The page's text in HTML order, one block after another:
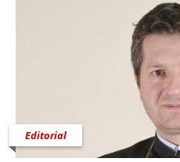
Editorial